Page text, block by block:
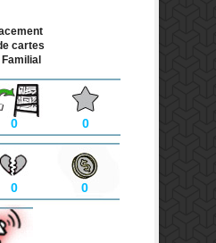
cartes
Familial
0 0
0 0